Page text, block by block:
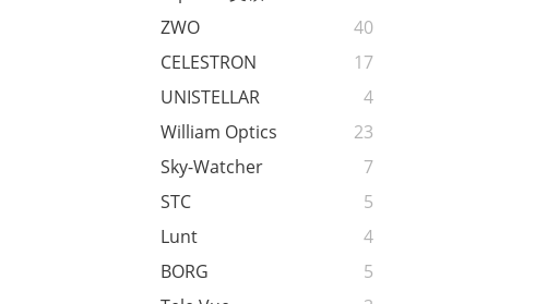
ZWO
40
CELESTRON
17
UNISTELLAR
4
William Optics
23
Sky-Watcher
7
STC
5
Lunt
4
BORG
5